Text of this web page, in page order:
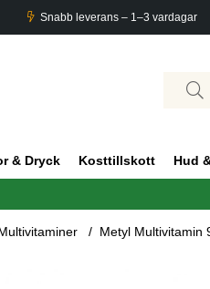
Snabb leverans – 1–3 vardagar
& Dryck Kosttillskott Hud
Metyl Multivitamin